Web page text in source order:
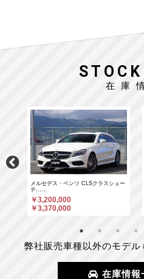
在庫
メルセデス・ベンツ CLSクラスシュー
テ……
￥3,200,000
￥3,370,000
弊社販売車種以外のモデ
在庫情報